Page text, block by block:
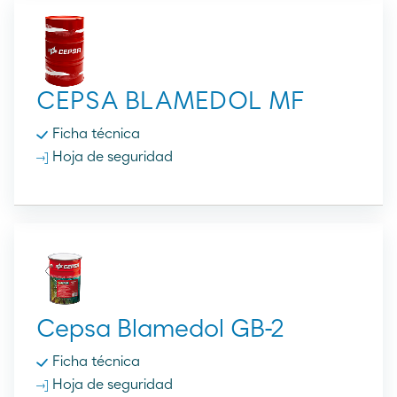
CEPSA BLAMEDOL MF
Ficha técnica
Hoja de seguridad
Cepsa Blamedol GB-2
Ficha técnica
Hoja de seguridad